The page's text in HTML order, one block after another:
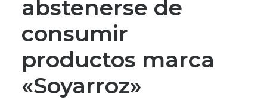
abstenerse de
consumir
productos marca
«Soyarroz»